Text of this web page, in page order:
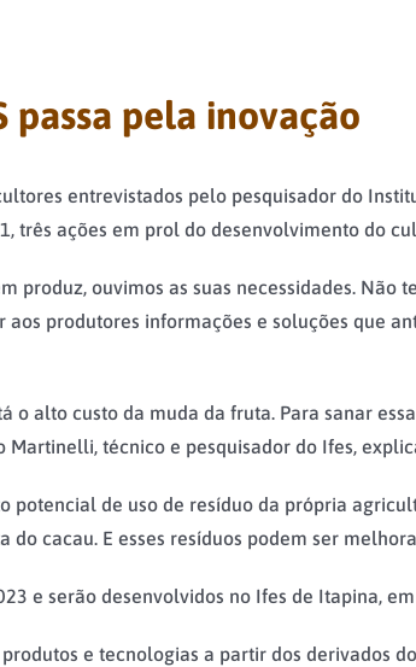
passa pela inovação
entrevistados pelo pesquisador do
três ações em prol do desenvolvimento do
produz, ouvimos as suas necessidades.
aos produtores informações e soluções que
o alto custo da muda da fruta. Para sanar
técnico e pesquisador do Ifes,
potencial de uso de resíduo da própria
cacau. E esses resíduos podem ser
e serão desenvolvidos no Ifes de Itapina,
e tecnologias a partir dos derivados